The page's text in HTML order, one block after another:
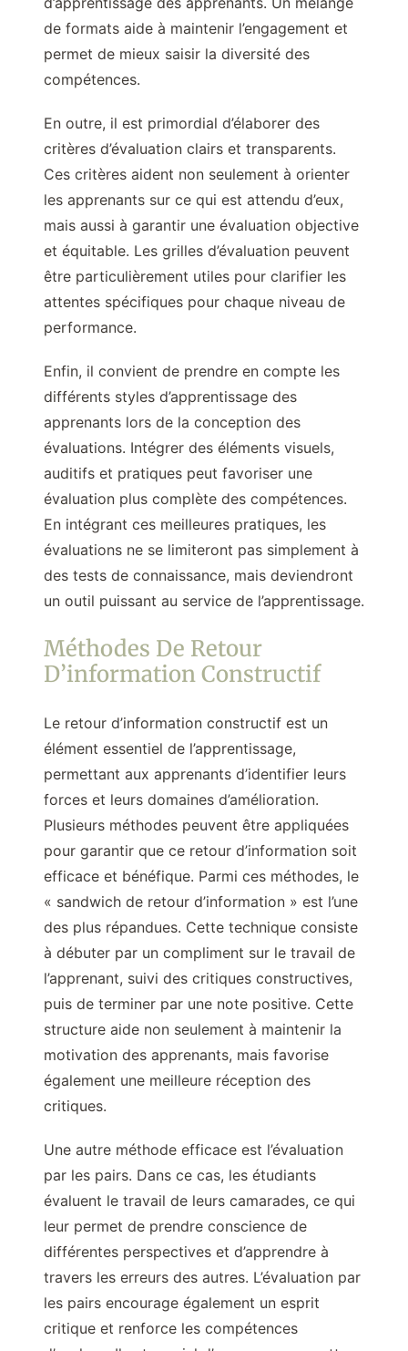
de formats aide à maintenir l’engagement et
permet de mieux saisir la diversité des
compétences.
En outre, il est primordial d’élaborer des
critères d’évaluation clairs et transparents.
Ces critères aident non seulement à orienter
les apprenants sur ce qui est attendu d’eux,
mais aussi à garantir une évaluation objective
et équitable. Les grilles d’évaluation peuvent
être particulièrement utiles pour clarifier les
attentes spécifiques pour chaque niveau de
performance.
Enfin, il convient de prendre en compte les
différents styles d’apprentissage des
apprenants lors de la conception des
évaluations. Intégrer des éléments visuels,
auditifs et pratiques peut favoriser une
évaluation plus complète des compétences.
En intégrant ces meilleures pratiques, les
évaluations ne se limiteront pas simplement à
des tests de connaissance, mais deviendront
un outil puissant au service de l’apprentissage.
Méthodes De Retour
D’information Constructif
Le retour d’information constructif est un
élément essentiel de l’apprentissage,
permettant aux apprenants d’identifier leurs
forces et leurs domaines d’amélioration.
Plusieurs méthodes peuvent être appliquées
pour garantir que ce retour d’information soit
efficace et bénéfique. Parmi ces méthodes, le
« sandwich de retour d’information » est l’une
des plus répandues. Cette technique consiste
à débuter par un compliment sur le travail de
l’apprenant, suivi des critiques constructives,
puis de terminer par une note positive. Cette
structure aide non seulement à maintenir la
motivation des apprenants, mais favorise
également une meilleure réception des
critiques.
Une autre méthode efficace est l’évaluation
par les pairs. Dans ce cas, les étudiants
évaluent le travail de leurs camarades, ce qui
leur permet de prendre conscience de
différentes perspectives et d’apprendre à
travers les erreurs des autres. L’évaluation par
les pairs encourage également un esprit
critique et renforce les compétences